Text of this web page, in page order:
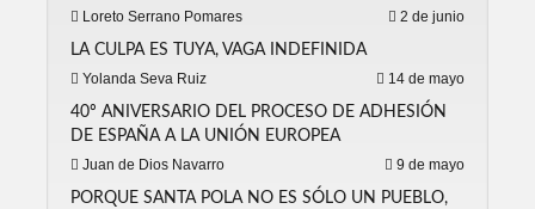
Loreto Serrano Pomares 2 de junio
LA CULPA ES TUYA, VAGA INDEFINIDA
Yolanda Seva Ruiz 14 de mayo
40º ANIVERSARIO DEL PROCESO DE ADHESIÓN
DE ESPAÑA A LA UNIÓN EUROPEA
Juan de Dios Navarro 9 de mayo
PORQUE SANTA POLA NO ES SÓLO UN PUEBLO,